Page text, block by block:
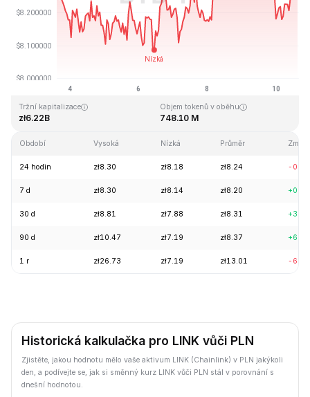
Naposledy aktualizováno: 2026-08-10, 14:36 GMT+0
Historické maximum
zł0.148183
Tržní kapitalizace
zł6.22B
Objem tokenů v oběhu
748.10 M
Období Vysoká Nízká Průměr
24 hodin zł8.30 zł8.18 zł8.24 -
7 d zł8.30 zł8.14 zł8.20
30 d zł8.81 zł7.88 zł8.31
90 d zł10.47 zł7.19 zł8.37
1 r zł26.73 zł7.19 zł13.01 -
Historická kalkulačka pro LINK vůči PLN
Zjistěte, jakou hodnotu mělo vaše aktivum LINK (Chainlink) v PLN jakýkoli
den, a podívejte se, jak si směnný kurz LINK vůči PLN stál v porovnání s
dnešní hodnotou.